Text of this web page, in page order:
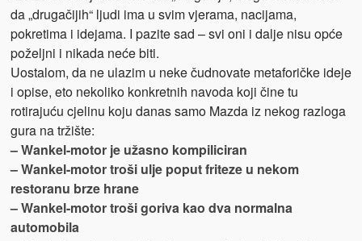
da „drugačijih“ ljudi ima u svim vjerama, nacijama,
pokretima i idejama. I pazite sad – svi oni i dalje nisu opće
poželjni i nikada neće biti.
Uostalom, da ne ulazim u neke čudnovate metaforičke ideje
i opise, eto nekoliko konkretnih navoda koji čine tu
rotirajuću cjelinu koju danas samo Mazda iz nekog razloga
gura na tržište:
– Wankel-motor je užasno kompiliciran
– Wankel-motor troši ulje poput friteze u nekom
restoranu brze hrane
– Wankel-motor troši goriva kao dva normalna
automobila